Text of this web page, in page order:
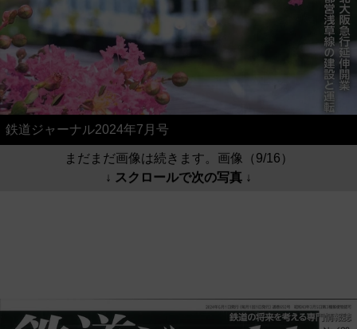
鉄道ジャーナル2024年7月号
まだまだ画像は続きます。画像（9/16）
↓ スクロールで次の写真 ↓